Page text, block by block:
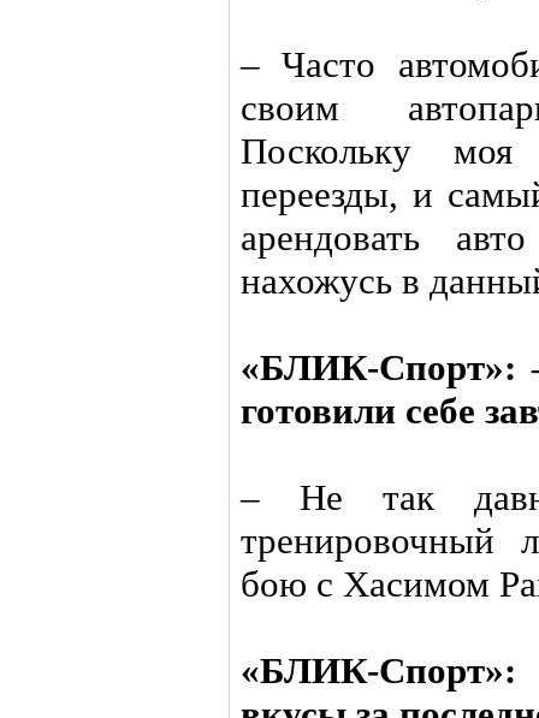
– Часто
своим
Поскольку
переезды, и
арендовать
нахожусь в
«БЛИК-Спорт»:
готовили себе
– Не так
тренировочный
бою с Хасимом
«БЛИК-